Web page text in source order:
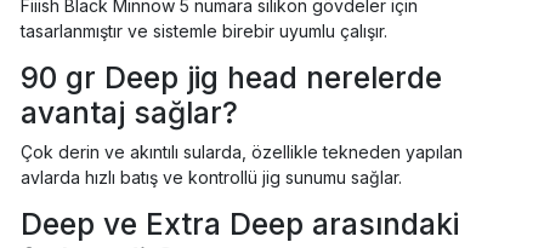
Fiiish Black Minnow 5 numara silikon gövdeler için
tasarlanmıştır ve sistemle birebir uyumlu çalışır.
90 gr Deep jig head nerelerde
avantaj sağlar?
Çok derin ve akıntılı sularda, özellikle tekneden yapılan
avlarda hızlı batış ve kontrollü jig sunumu sağlar.
Deep ve Extra Deep arasındaki